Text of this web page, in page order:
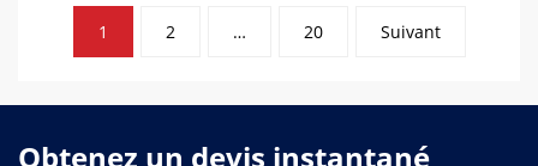
Pagination
articles
1 2 … 20 Suivant
Obtenez un devis instantané